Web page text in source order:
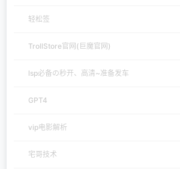
轻松签
TrollStore官网(巨魔官网)
lsp必备の秒开、高清~准备发车
GPT4
vip电影解析
宅哥技术